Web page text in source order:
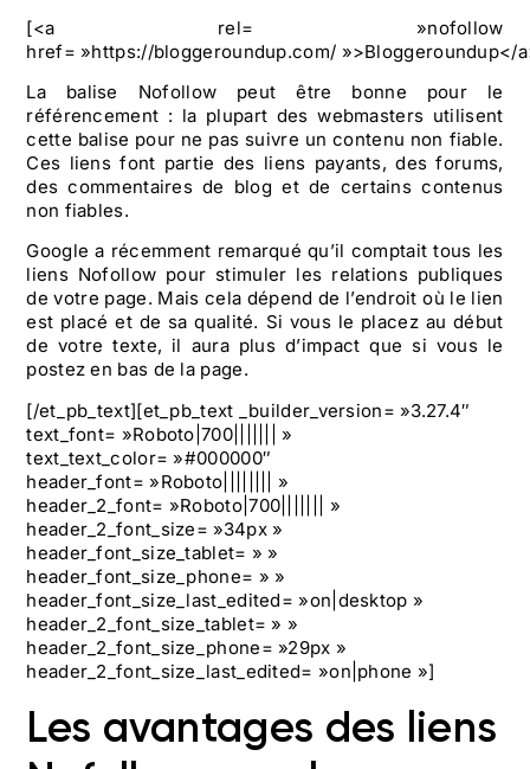
[<a rel= »nofollow
href= »https://bloggeroundup.com/ »>Bloggeroundup</
La balise Nofollow peut être bonne pour le
référencement : la plupart des webmasters utilisent
cette balise pour ne pas suivre un contenu non fiable.
Ces liens font partie des liens payants, des forums,
des commentaires de blog et de certains contenus
non fiables.
Google a récemment remarqué qu’il comptait tous les
liens Nofollow pour stimuler les relations publiques
de votre page. Mais cela dépend de l’endroit où le lien
est placé et de sa qualité. Si vous le placez au début
de votre texte, il aura plus d’impact que si vous le
postez en bas de la page.
[/et_pb_text][et_pb_text _builder_version= »3.27.4″
text_font= »Roboto|700||||||| »
text_text_color= »#000000″
header_font= »Roboto|||||||| »
header_2_font= »Roboto|700||||||| »
header_2_font_size= »34px »
header_font_size_tablet= » »
header_font_size_phone= » »
header_font_size_last_edited= »on|desktop »
header_2_font_size_tablet= » »
header_2_font_size_phone= »29px »
header_2_font_size_last_edited= »on|phone »]
Les avantages des liens